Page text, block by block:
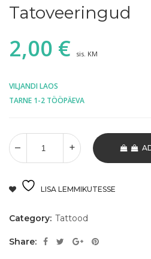
Tatoveeringud
2,00 € sis. KM
VILJANDI LAOS
TARNE 1-2 TÖÖPÄEVA
LISA LEMMIKUTESSE
Category: Tattood
Share: